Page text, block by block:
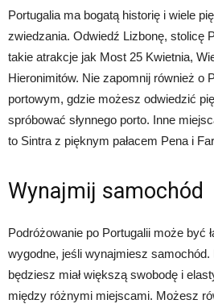
Portugalia ma bogatą historię i wiele
zwiedzania. Odwiedź Lizbonę, stolicę
takie atrakcje jak Most 25 Kwietnia,
Hieronimitów. Nie zapomnij również o
portowym, gdzie możesz odwiedzić
spróbować słynnego porto. Inne
to Sintra z pięknym pałacem Pena i
Wynajmij samochód
Podróżowanie po Portugalii może być
wygodne, jeśli wynajmiesz
będziesz miał większą swobodę i
między różnymi miejscami. Możesz